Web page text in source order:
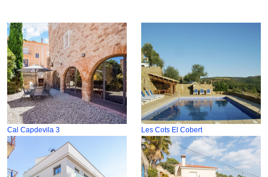
Cal Capdevila 3 Les Cots El Cobert